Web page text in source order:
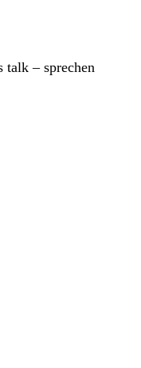
talk – sprechen